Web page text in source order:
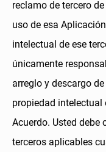
reclamo de tercero
uso de esa
intelectual de ese
únicamente
arreglo y descargo
propiedad intelectual
Acuerdo. Usted debe
terceros aplicables